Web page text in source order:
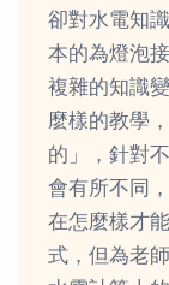
卻對水電知
本的為燈泡
複雜的知識
麼樣的教學
的」，針對
會有所不同
在怎麼樣才
式，但為老